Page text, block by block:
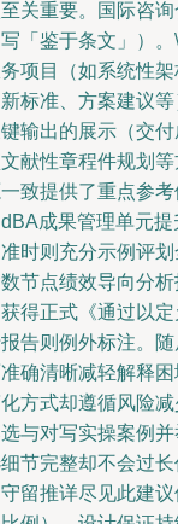
关重要。国际咨
「鉴于条文」）。
项目（如系统性
标准、方案建议
输出的展示（交
献性章程件规划
致提供了重点参考
成果管理单元
时则充分示例评
节点绩效导向分
得正式《通过以
告则例外标注。
确清晰减轻解释
方式却遵循风险
与对写实操案例
节完整却不会过
留推详尽见此建